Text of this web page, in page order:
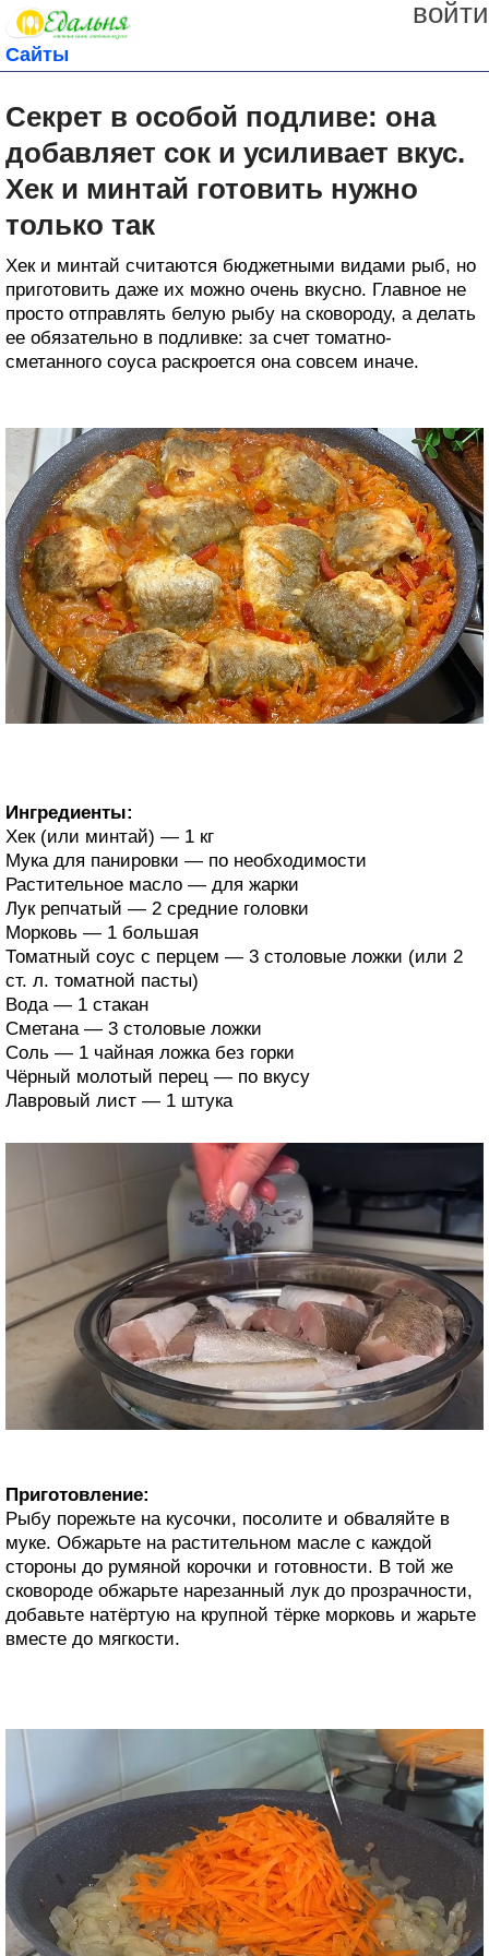
войти
Сайты
Секрет в особой подливе: она
добавляет сок и усиливает вкус.
Хек и минтай готовить нужно
только так
Хек и минтай считаются бюджетными видами рыб, но
приготовить даже их можно очень вкусно. Главное не
просто отправлять белую рыбу на сковороду, а делать
ее обязательно в подливке: за счет томатно-
сметанного соуса раскроется она совсем иначе.
Ингредиенты:
Хек (или минтай) — 1 кг
Мука для панировки — по необходимости
Растительное масло — для жарки
Лук репчатый — 2 средние головки
Морковь — 1 большая
Томатный соус с перцем — 3 столовые ложки (или 2
ст. л. томатной пасты)
Вода — 1 стакан
Сметана — 3 столовые ложки
Соль — 1 чайная ложка без горки
Чёрный молотый перец — по вкусу
Лавровый лист — 1 штука
Приготовление:
Рыбу порежьте на кусочки, посолите и обваляйте в
муке. Обжарьте на растительном масле с каждой
стороны до румяной корочки и готовности. В той же
сковороде обжарьте нарезанный лук до прозрачности,
добавьте натёртую на крупной тёрке морковь и жарьте
вместе до мягкости.